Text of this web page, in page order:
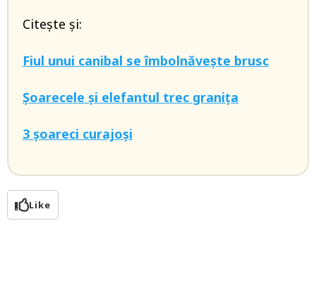
Citește și:
Fiul unui canibal se îmbolnăvește brusc
Șoarecele și elefantul trec granița
3 șoareci curajoși
Like